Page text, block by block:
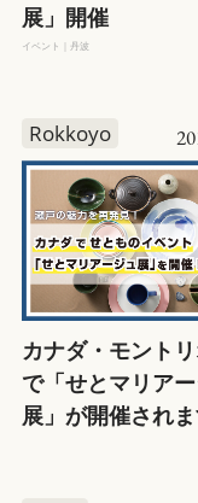
展」開催
イベント｜丹波
Rokkoyo
カナダ・モント
で「せとマリア
展」が開催され